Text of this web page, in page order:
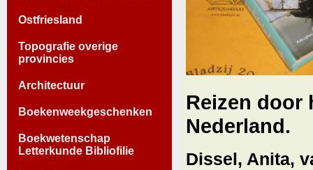
Ostfriesland
Topografie overige
provincies
Architectuur
Boekenweekgeschenken
Boekwetenschap
Letterkunde Bibliofilie
Reizen door
Nederland.
Dissel, Anita,